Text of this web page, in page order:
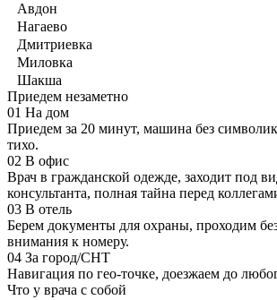
Авдон
Нагаево
Дмитриевка
Миловка
Шакша
Приедем незаметно
01 На дом
Приедем за 20 минут, машина без
тихо.
02 В офис
Врач в гражданской одежде, заходит под
консультанта, полная тайна перед
03 В отель
Берем документы для охраны, проходим
внимания к номеру.
04 За город/СНТ
Навигация по гео-точке, доезжаем до
Что у врача с собой